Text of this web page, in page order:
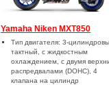
Yamaha Niken MXT850
Тип двигателя: 3-
тактный, с жидкостным
охлаждением, с двумя
распредвалами (DOHC), 4
клапана на цилиндр